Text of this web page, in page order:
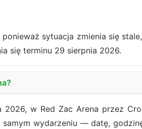
sytuacja zmienia się
się terminu 29 sierpnia 2026.
w Red Zac Arena przez
wydarzeniu — datę,